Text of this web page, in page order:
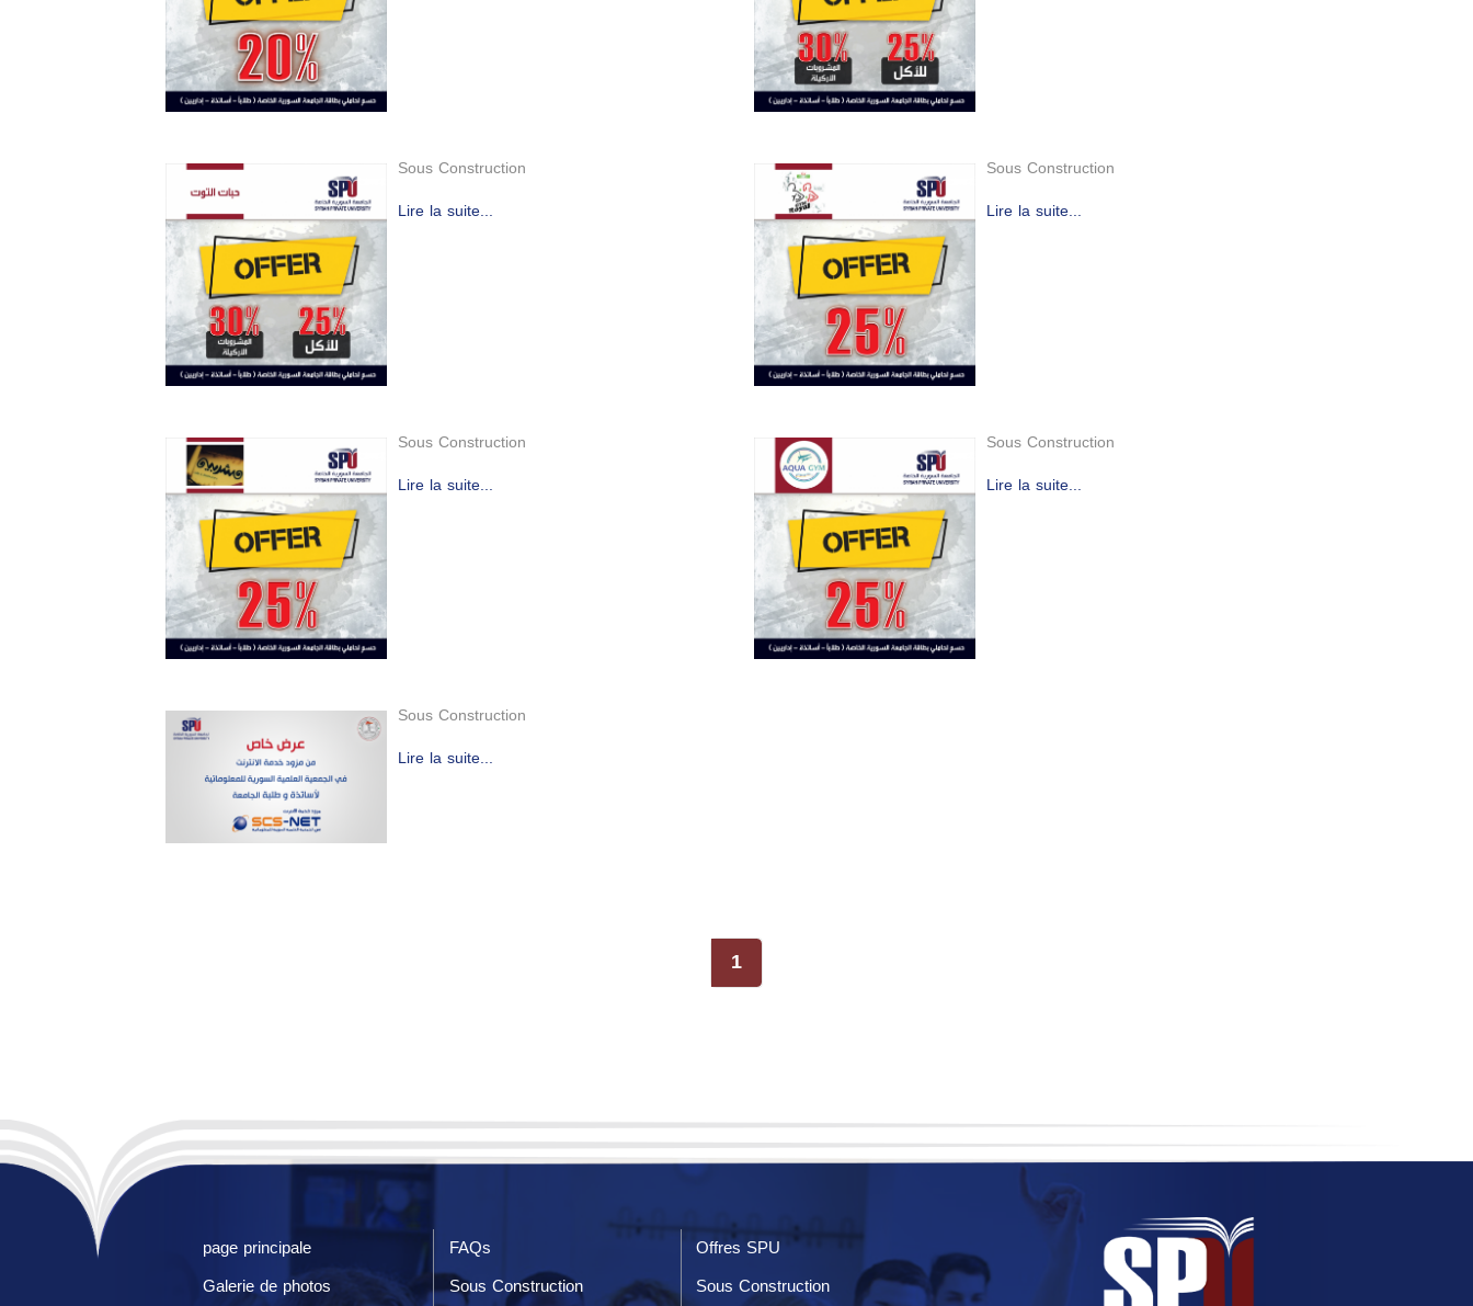
Sous Construction
Lire la suite...
Sous Construction
Lire la suite...
Sous Construction
Lire la suite...
Sous Construction
Lire la suite...
Sous Construction
Lire la suite...
1
page principale FAQs
Offres SPU
Galerie de photos
Sous Construction Sous Construction